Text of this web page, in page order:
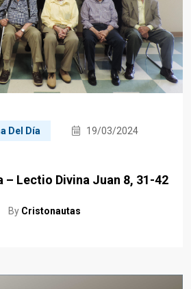
Del Día 19/03/2024
– Lectio Divina Juan 8, 31-42
By Cristonautas